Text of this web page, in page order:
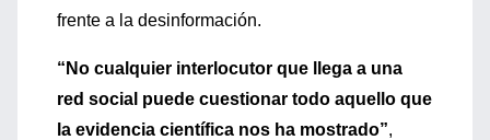
frente a la desinformación.
“No cualquier interlocutor que llega a una
red social puede cuestionar todo aquello que
la evidencia científica nos ha mostrado”,